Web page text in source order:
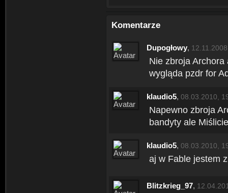
Komentarze
Dupogłowy,
Nie zbroja
wygląda pzdr for
klaudio5, 08.03.2010,
Napewno zbroja
bandyty ale
klaudio5, 08.03.2010,
aj w Fable jestem
Blitzkrieg_97,